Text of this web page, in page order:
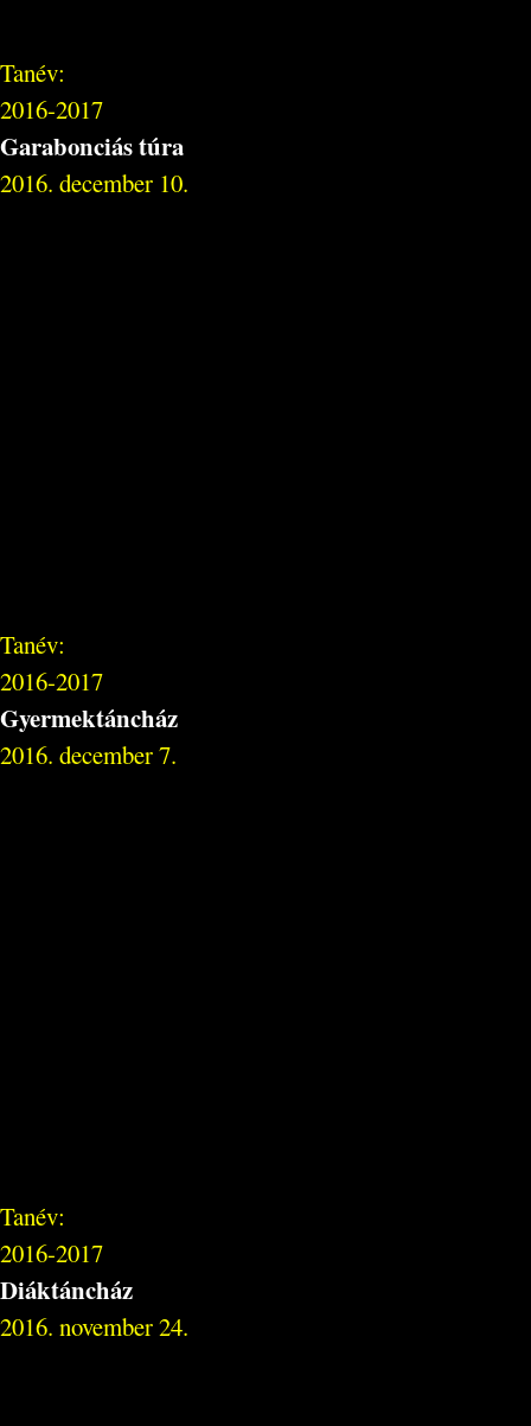
Tanév:
2016-2017
Garabonciás túra
2016. december 10.
Tanév:
2016-2017
Gyermektáncház
2016. december 7.
Tanév:
2016-2017
Diáktáncház
2016. november 24.